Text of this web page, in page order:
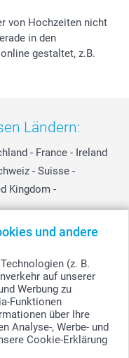
und andere
(z. B.
auf unserer
Werbung zu
Funktionen
über Ihre
Analyse-, Werbe- und
Cookie-Erklärung
von Hochzeiten nicht
in den
gestaltet, z.B.
Ländern:
- France - Ireland
- Suisse -
Kingdom -
vorbehalten.
(CHF) inkl. MwSt. und zzgl.